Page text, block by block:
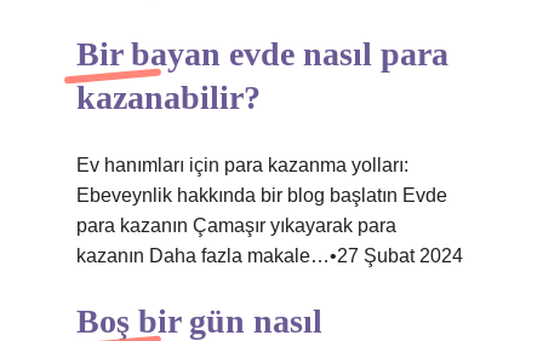
Bir bayan evde nasıl para
kazanabilir?
Ev hanımları için para kazanma yolları:
Ebeveynlik hakkında bir blog başlatın Evde
para kazanın Çamaşır yıkayarak para
kazanın Daha fazla makale…•27 Şubat 2024
Boş bir gün nasıl